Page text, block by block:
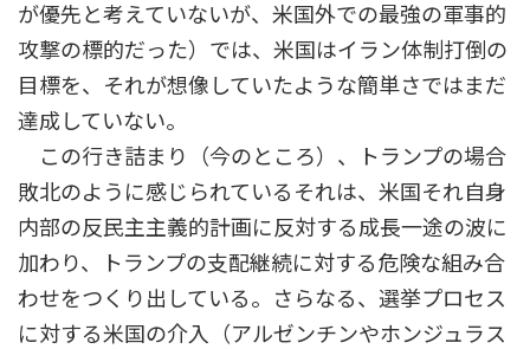
が優先と考えていないが、米国外での最強の軍事的
攻撃の標的だった）では、米国はイラン体制打倒の
目標を、それが想像していたような簡単さではまだ
達成していない。
この行き詰まり（今のところ）、トランプの場合
敗北のように感じられているそれは、米国それ自身
内部の反民主主義的計画に反対する成長一途の波に
加わり、トランプの支配継続に対する危険な組み合
わせをつくり出している。さらなる、選挙プロセス
に対する米国の介入（アルゼンチンやホンジュラス